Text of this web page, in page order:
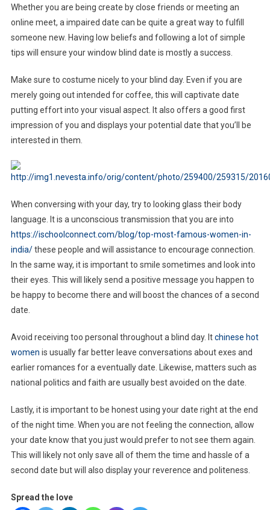
Whether you are being create by close friends or meeting an
online meet, a impaired date can be quite a great way to fulfill
someone new. Having low beliefs and following a lot of simple
tips will ensure your window blind date is mostly a success.
Make sure to costume nicely to your blind day. Even if you are
merely going out intended for coffee, this will captivate date
putting effort into your visual aspect. It also offers a good first
impression of you and displays your potential date that you’ll be
interested in them.
When conversing with your day, try to looking glass their body
language. It is a unconscious transmission that you are into
https://ischoolconnect.com/blog/top-most-famous-women-in-
india/these people and will assistance to encourage connection.
In the same way, it is important to smile sometimes and look into
their eyes. This will likely send a positive message you happen to
be happy to become there and will boost the chances of a second
date.
Avoid receiving too personal throughout a blind day. Itchinese hot
women is usually far better leave conversations about exes and
earlier romances for a eventually date. Likewise, matters such as
national politics and faith are usually best avoided on the date.
Lastly, it is important to be honest using your date right at the end
of the night time. When you are not feeling the connection, allow
your date know that you just would prefer to not see them again.
This will likely not only save all of them the time and hassle of a
second date but will also display your reverence and politeness.
Spread the love